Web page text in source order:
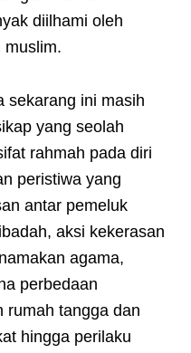
diilhami oleh
muslim.
sekarang ini masih
yang seolah
rahmah pada diri
peristiwa yang
antar pemeluk
aksi kekerasan
agama,
perbedaan
rumah tangga dan
hingga perilaku